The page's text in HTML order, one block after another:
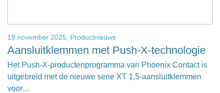
19 november 2025, Productnieuws
Aansluitklemmen met Push-X-technologie
Het Push-X-productenprogramma van Phoenix Contact is
uitgebreid met de nieuwe serie XT 1,5-aansluitklemmen
voor…